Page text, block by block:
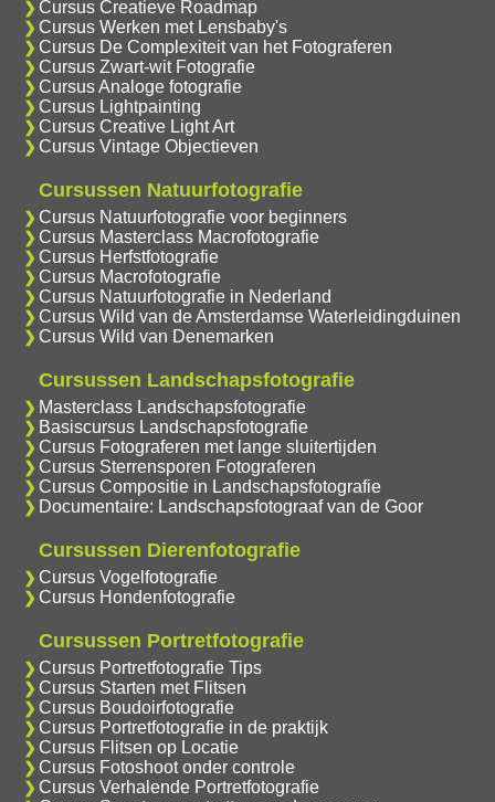
Cursus Creatieve Roadmap
Cursus Werken met Lensbaby's
Cursus De Complexiteit van het Fotograferen
Cursus Zwart-wit Fotografie
Cursus Analoge fotografie
Cursus Lightpainting
Cursus Creative Light Art
Cursus Vintage Objectieven
Cursussen Natuurfotografie
Cursus Natuurfotografie voor beginners
Cursus Masterclass Macrofotografie
Cursus Herfstfotografie
Cursus Macrofotografie
Cursus Natuurfotografie in Nederland
Cursus Wild van de Amsterdamse Waterleidingduinen
Cursus Wild van Denemarken
Cursussen Landschapsfotografie
Masterclass Landschapsfotografie
Basiscursus Landschapsfotografie
Cursus Fotograferen met lange sluitertijden
Cursus Sterrensporen Fotograferen
Cursus Compositie in Landschapsfotografie
Documentaire: Landschapsfotograaf van de Goor
Cursussen Dierenfotografie
Cursus Vogelfotografie
Cursus Hondenfotografie
Cursussen Portretfotografie
Cursus Portretfotografie Tips
Cursus Starten met Flitsen
Cursus Boudoirfotografie
Cursus Portretfotografie in de praktijk
Cursus Flitsen op Locatie
Cursus Fotoshoot onder controle
Cursus Verhalende Portretfotografie